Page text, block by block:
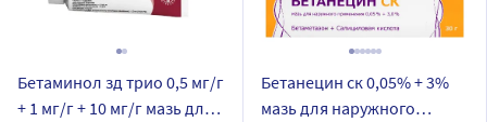
Бетаминол зд трио 0,5 мг/г
+ 1 мг/г + 10 мг/г мазь для
Бетанецин ск 0,05% + 3%
мазь для наружного